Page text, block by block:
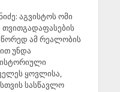
აგვისტოს ომი
ამ რეალობის
უნდა
ყოვლისა,
სასწავლო